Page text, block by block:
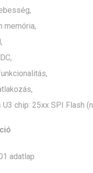
memória,
U3 chip: 25xx SPI Flash
adatlap